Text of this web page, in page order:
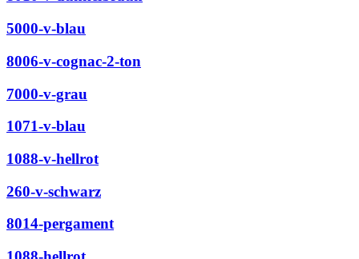
5000-v-blau
8006-v-cognac-2-ton
7000-v-grau
1071-v-blau
1088-v-hellrot
260-v-schwarz
8014-pergament